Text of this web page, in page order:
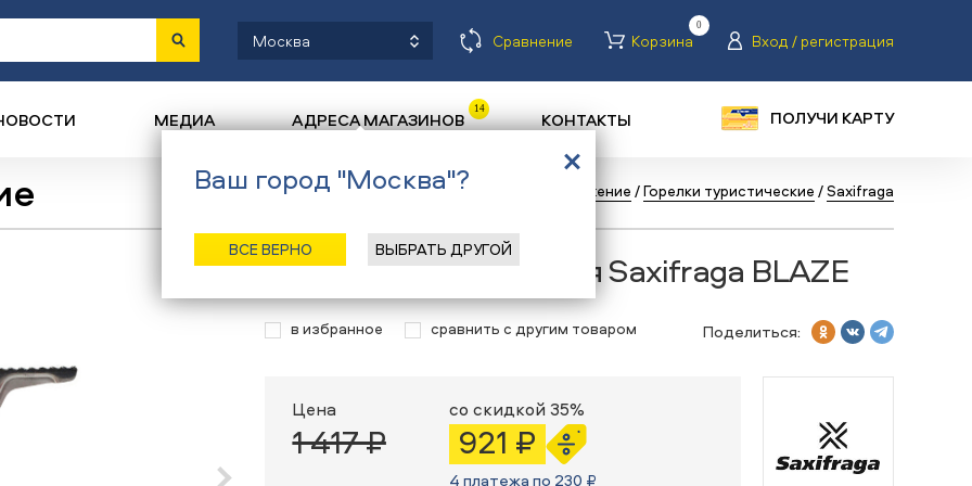
Москва Сравнение Корзина
0
Вход / регистрация
МЕДИА АДРЕСА МАГАЗИНОВ 14 КОНТАКТЫ ПОЛУЧИ КАРТУ
Назад/ Главная/Каталог/ Снаряжение /Горелки туристические /Saxifraga
Горелка туристическая Saxifraga BLAZE
в избранное сравнить с другим товаром Поделиться:
Цена
1 417 ₽
со скидкой 35%
921 ₽
4 платежа по 230 ₽
Ваш город "Москва"?
ВСЕ ВЕРНО ВЫБРАТЬ ДРУГОЙ